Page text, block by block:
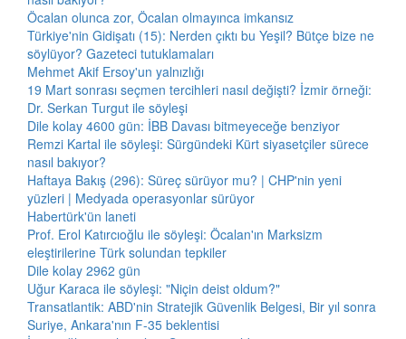
Öcalan olunca zor, Öcalan olmayınca imkansız
Türkiye'nin Gidişatı (15): Nerden çıktı bu Yeşil? Bütçe bize ne
söylüyor? Gazeteci tutuklamaları
Mehmet Akif Ersoy'un yalnızlığı
19 Mart sonrası seçmen tercihleri nasıl değişti? İzmir örneği:
Dr. Serkan Turgut ile söyleşi
Dile kolay 4600 gün: İBB Davası bitmeyeceğe benziyor
Remzi Kartal ile söyleşi: Sürgündeki Kürt siyasetçiler sürece
nasıl bakıyor?
Haftaya Bakış (296): Süreç sürüyor mu? | CHP'nin yeni
yüzleri | Medyada operasyonlar sürüyor
Habertürk'ün laneti
Prof. Erol Katırcıoğlu ile söyleşi: Öcalan'ın Marksizm
eleştirilerine Türk solundan tepkiler
Dile kolay 2962 gün
Uğur Karaca ile söyleşi: "Niçin deist oldum?"
Transatlantik: ABD'nin Stratejik Güvenlik Belgesi, Bir yıl sonra
Suriye, Ankara'nın F-35 beklentisi